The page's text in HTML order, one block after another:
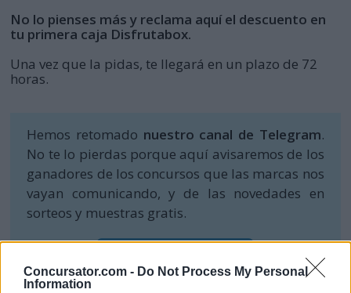
Concursator.com - Do Not Process My Personal
Information
No lo pienses más y reclama aquí el descuento en
tu primera caja Disfrutabox.
Una vez que la pidas, te llegará en un plazo de 72
horas.
Hemos retomado nuestro canal de Telegram.
No te lo pierdas porque aquí avisaremos de los
ganadores de los concursos que las marcas nos
vayan comunicando, y de las novedades en
sorteos y muestras gratis.